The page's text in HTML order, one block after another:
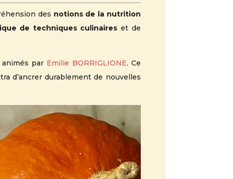
des notions de la nutrition
de techniques culinaires et de
par Emilie BORRIGLIONE. Ce
d’ancrer durablement de nouvelles